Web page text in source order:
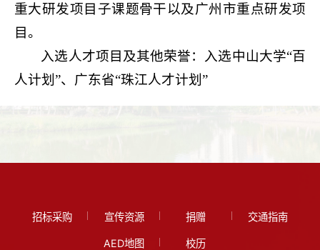
重大研发项目子课题骨干以及广州市重点研发项
目。
入选人才项目及其他荣誉：入选中山大学“百
人计划”、广东省“珠江人才计划”
招标采购 宣传资源 捐赠 交通指南
AED地图 校历